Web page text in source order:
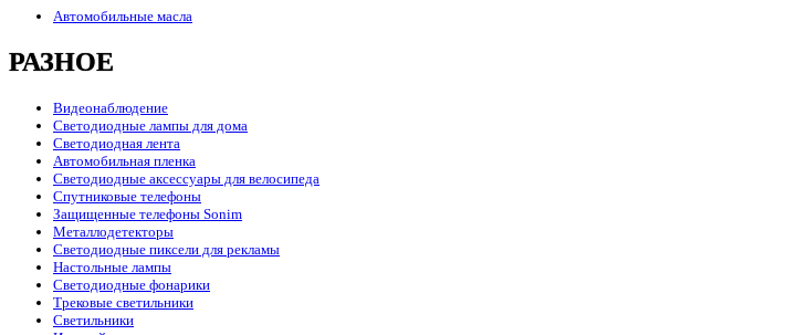
Автомобильные масла
РАЗНОЕ
Видеонаблюдение
Светодиодные лампы для дома
Светодиодная лента
Автомобильная пленка
Светодиодные аксессуары для велосипеда
Спутниковые телефоны
Защищенные телефоны Sonim
Металлодетекторы
Светодиодные пиксели для рекламы
Настольные лампы
Светодиодные фонарики
Трековые светильники
Светильники